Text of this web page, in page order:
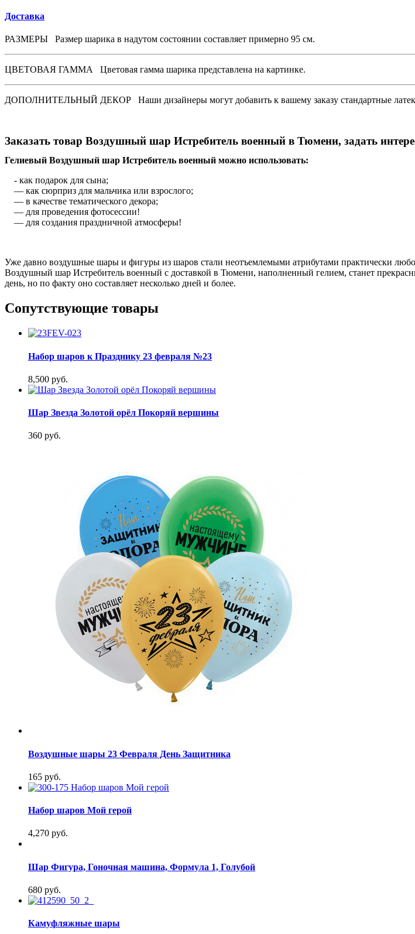
Доставка
РАЗМЕРЫ Размер шарика в надутом состоянии составляет примерно 95 см.
ЦВЕТОВАЯ ГАММА Цветовая гамма шарика представлена на картинке.
ДОПОЛНИТЕЛЬНЫЙ ДЕКОР Наши дизайнеры могут добавить к вашему заказу стандартные
Заказать товар Воздушный шар Истребитель военный в Тюмени, задать
Гелиевый Воздушный шар Истребитель военный можно использовать:
- как подарок для сына;
— как сюрприз для мальчика или взрослого;
— в качестве тематического декора;
— для проведения фотосессии!
— для создания праздничной атмосферы!
Уже давно воздушные шары и фигуры из шаров стали неотъемлемыми атрибутами практически
Воздушный шар Истребитель военный с доставкой в Тюмени, наполненный гелием, станет
день, но по факту оно составляет несколько дней и более.
Сопутствующие товары
Набор шаров к Празднику 23 февраля №23
8,500 руб.
Шар Звезда Золотой орёл Покоряй вершины
360 руб.
Воздушные шары 23 Февраля День Защитника
165 руб.
Набор шаров Мой герой
4,270 руб.
Шар Фигура, Гоночная машина, Формула 1, Голубой
680 руб.
Камуфляжные шары